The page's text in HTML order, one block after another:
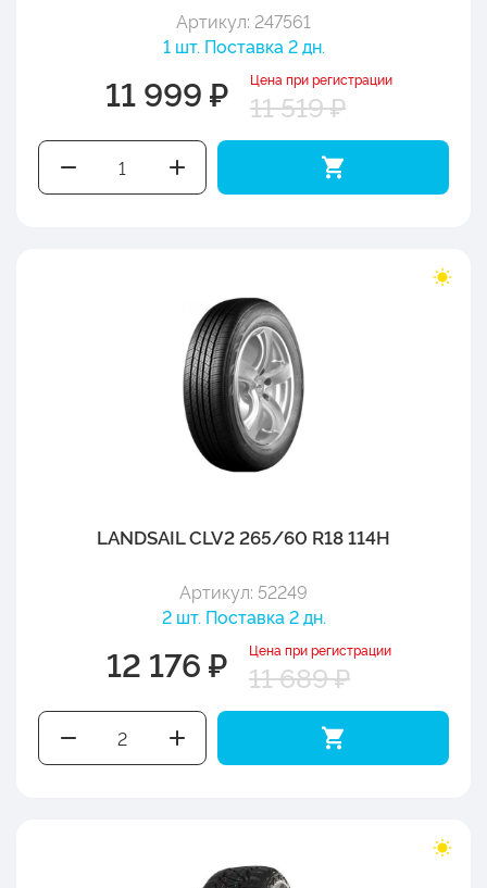
Артикул: 247561
1 шт. Поставка 2 дн.
11 999 ₽ Цена при регистрации
11 519 ₽
LANDSAIL CLV2 265/60 R18 114H
Артикул: 52249
2 шт. Поставка 2 дн.
12 176 ₽ Цена при регистрации
11 689 ₽